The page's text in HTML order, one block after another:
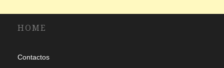
HOME
Contactos